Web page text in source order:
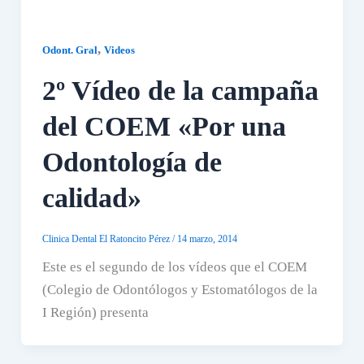
Odont. Gral, Videos
2º Vídeo de la campaña
del COEM «Por una
Odontología de
calidad»
Clinica Dental El Ratoncito Pérez / 14 marzo, 2014
Este es el segundo de los vídeos que el COEM
(Colegio de Odontólogos y Estomatólogos de la
I Región) presenta